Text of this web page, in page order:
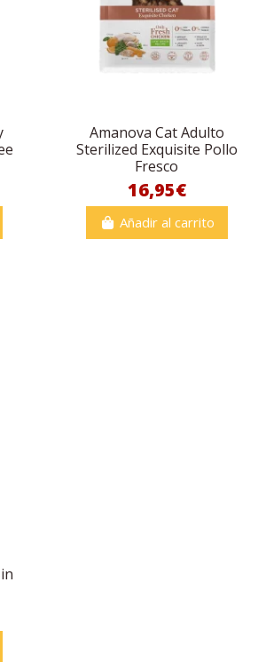
Amanova Cat Adulto
Sterilized Exquisite Pollo
Fresco
16,95€
Añadir al carrito